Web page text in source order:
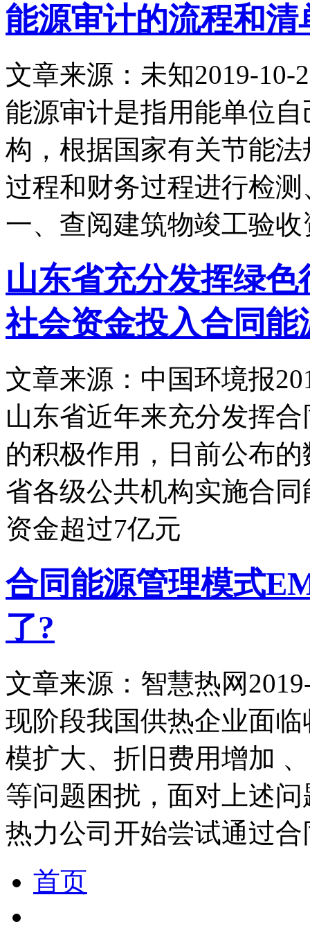
能源审计的流程和清
文章来源：未知2019-10-
能源审计是指用能单位
构，根据国家有关节能
过程和财务过程进行检
一、查阅建筑物竣工验收
山东省充分发挥绿
社会资金投入合同能
文章来源：中国环境报
山东省近年来充分发挥
的积极作用，日前公布
省各级公共机构实施合
资金超过7亿元
合同能源管理模式
了?
文章来源：智慧热网
现阶段我国供热企业面
模扩大、折旧费用增加
等问题困扰，面对上述
热力公司开始尝试通过合
首页